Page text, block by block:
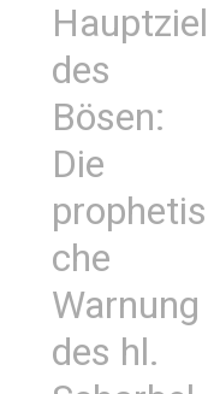
Hauptziel
des
Bösen:
Die
prophetis
che
Warnung
des hl.